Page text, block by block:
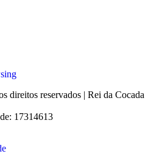
direitos reservados | Rei da Cocada
17314613